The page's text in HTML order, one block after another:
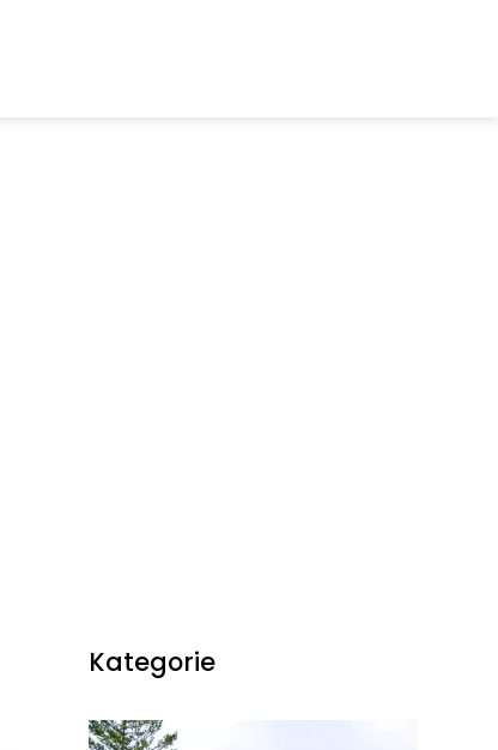
Kategorie